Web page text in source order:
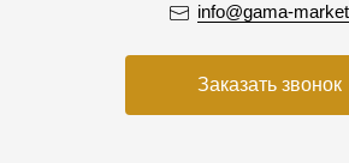
info@gama-
Заказать звонок